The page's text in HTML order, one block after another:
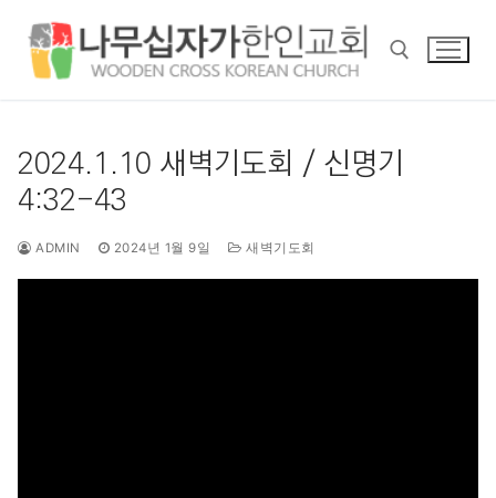
2024.1.10 새벽기도회 / 신명기
4:32-43
ADMIN 2024년 1월 9일 새벽기도회